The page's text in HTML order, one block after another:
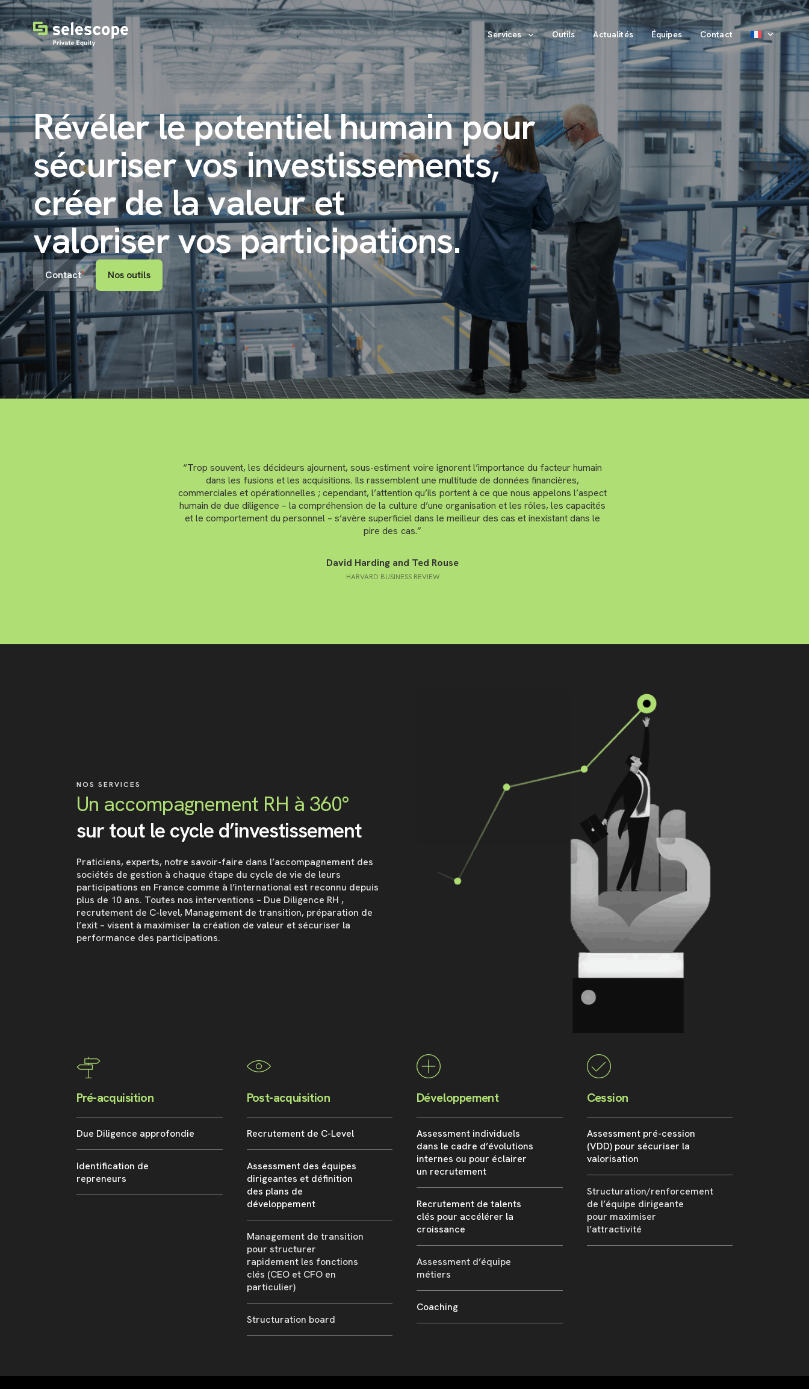
Services Outils Actualités Équipes Contact
Révéler le potentiel humain pour
sécuriser vos investissements,
créer de la valeur et
valoriser vos participations.
Contact Nos outils
“Trop souvent, les décideurs ajournent, sous-estiment voire ignorent l’importance du facteur humain
dans les fusions et les acquisitions. Ils rassemblent une multitude de données financières,
commerciales et opérationnelles ; cependant, l’attention qu’ils portent à ce que nous appelons l’aspect
humain de due diligence – la compréhension de la culture d’une organisation et les rôles, les capacités
et le comportement du personnel – s’avère superficiel dans le meilleur des cas et inexistant dans le
pire des cas.”
David Harding and Ted Rouse
HARVARD BUSINESS REVIEW
NOS SERVICES
Un accompagnement RH à 360°
sur tout le cycle d’investissement
Praticiens, experts, notre savoir-faire dans l’accompagnement des
sociétés de gestion à chaque étape du cycle de vie de leurs
participations en France comme à l’international est reconnu depuis
plus de 10 ans. Toutes nos interventions – Due Diligence RH ,
recrutement de C-level, Management de transition, préparation de
l’exit – visent à maximiser la création de valeur et sécuriser la
performance des participations.
Pré-acquisition
Due Diligence approfondie
Identification de
repreneurs
Post-acquisition
Recrutement de C-Level
Assessment des équipes
dirigeantes et définition
des plans de
développement
Management de transition
pour structurer
rapidement les fonctions
clés (CEO et CFO en
particulier)
Structuration board
Développement
Assessment individuels
dans le cadre d’évolutions
internes ou pour éclairer
un recrutement
Recrutement de talents
clés pour accélérer la
croissance
Assessment d’équipe
métiers
Coaching
Cession
Assessment pré-cession
(VDD) pour sécuriser la
valorisation
Structuration/renforcement
de l’équipe dirigeante
pour maximiser
l’attractivité